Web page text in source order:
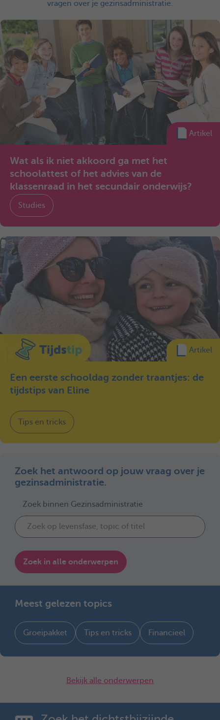
vragen over je gezinsadministratie.
Artikel
Wat als ik niet akkoord ga met het
schoolattest of het advies van de
klassenraad in het secundair onderwijs?
Studies
Artikel
Een eerste schooldag zonder traantjes: de
tijdstips van Eline
Tips en tricks
Zoek het antwoord op jouw vraag over je
gezinsadministratie.
Zoek binnen Gezinsadministratie
Zoek in alle onderwerpen
Meest gelezen topics
Groeipakket Tips en tricks Financieel
Bekijk alle onderwerpen